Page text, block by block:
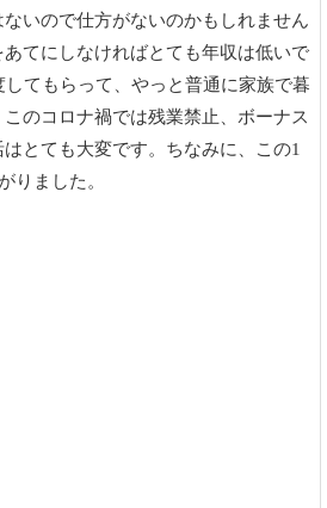
いので仕方がないのかもしれません
てにしなければとても年収は低いで
てもらって、やっと普通に家族で暮
のコロナ禍では残業禁止、ボーナス
とても大変です。ちなみに、この1
りました。